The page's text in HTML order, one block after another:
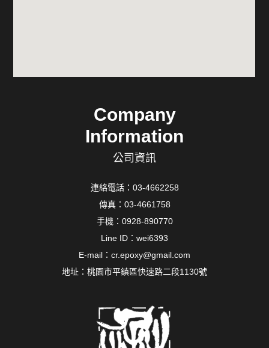
Company
Information
公司資訊
連絡電話： 03-4662258
傳真：03-4661758
手機： 0928-890770
Line ID： wei6393
E-mail： cr.epoxy@gmail.com
地址： 桃園市平鎮區快速路二段1130號